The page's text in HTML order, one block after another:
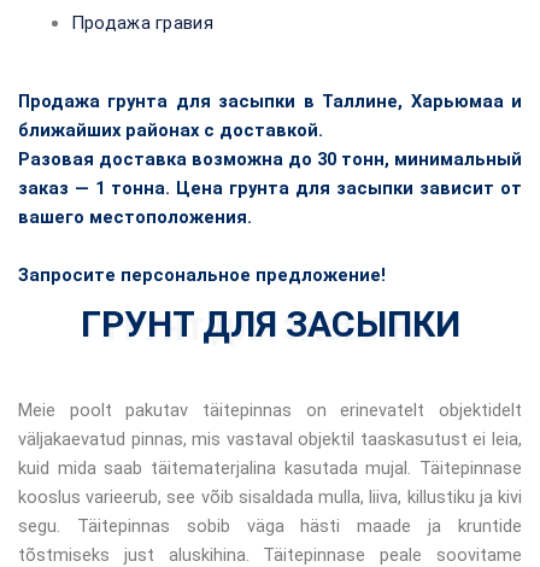
Продажа гравия
Продажа грунта для засыпки в Таллине, Харьюмаа и
ближайших районах с доставкой.
Разовая доставка возможна до 30 тонн, минимальный
заказ — 1 тонна. Цена грунта для засыпки зависит от
вашего местоположения.
Запросите персональное предложение!
ГРУНТ ДЛЯ ЗАСЫПКИ
ГРУНТ ДЛЯ ЗАСЫПКИ
Meie poolt pakutav täitepinnas on erinevatelt objektidelt
väljakaevatud pinnas, mis vastaval objektil taaskasutust ei leia,
kuid mida saab täitematerjalina kasutada mujal. Täitepinnase
kooslus varieerub, see võib sisaldada mulla, liiva, killustiku ja kivi
segu. Täitepinnas sobib väga hästi maade ja kruntide
tõstmiseks just aluskihina. Täitepinnase peale soovitame